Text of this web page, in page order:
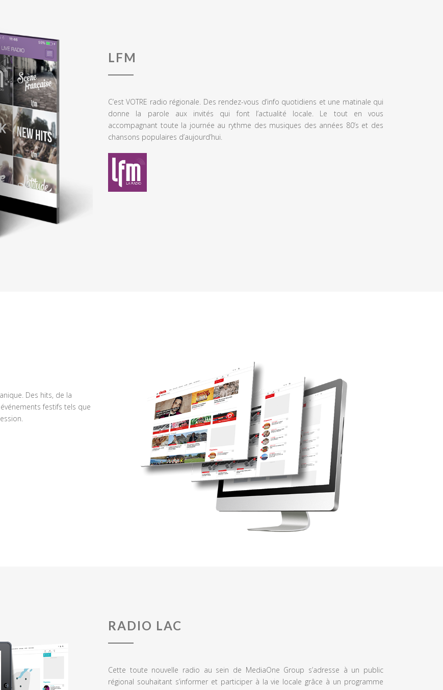
LFM
C’est VOTRE radio régionale. Des rendez-vous d’info quotidiens et une matinale qui
donne la parole aux invités qui font l’actualité locale. Le tout en vous
accompagnant toute la journée au rythme des musiques des années 80’s et des
chansons populaires d’aujourd’hui.
Des hits, de la
festifs tels que
RADIO LAC
Cette toute nouvelle radio au sein de MediaOne Group s’adresse à un public
régional souhaitant s’informer et participer à la vie locale grâce à un programme